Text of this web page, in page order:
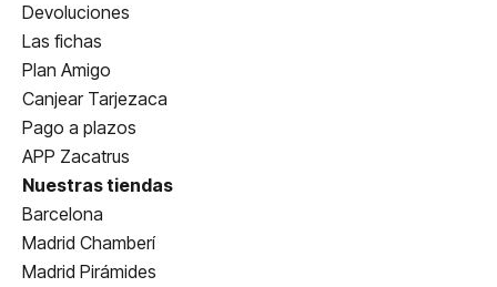
Devoluciones
Las fichas
Plan Amigo
Canjear Tarjezaca
Pago a plazos
APP Zacatrus
Nuestras tiendas
Barcelona
Madrid Chamberí
Madrid Pirámides